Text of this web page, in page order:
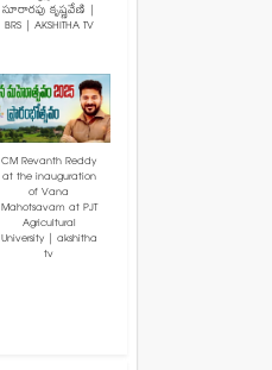
సూరారపు కృష్ణవేణి |
BRS | AKSHITHA TV
CM Revanth Reddy
at the inauguration
of Vana
Mahotsavam at PJT
Agricultural
University | akshitha
tv